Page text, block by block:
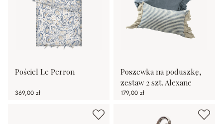
Pościel Le Perron
369,00 zł
Poszewka na poduszkę,
zestaw 2 szt. Alexane
179,00 zł